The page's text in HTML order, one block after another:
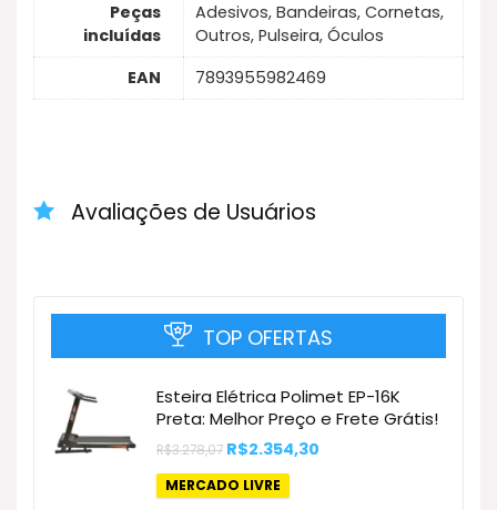
Peças
incluídas
Adesivos, Bandeiras, Cornetas,
Outros, Pulseira, Óculos
EAN
7893955982469
Avaliações de Usuários
TOP OFERTAS
Esteira Elétrica Polimet EP-16K
Preta: Melhor Preço e Frete Grátis!
R$3.278,07 O
original
era:
R$2.354,30
MERCADO LIVRE